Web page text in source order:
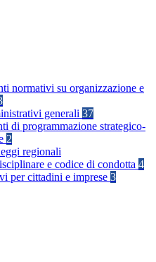
normativi su organizzazione e
generali 37
di programmazione strategico-
2
regionali
e codice di condotta 4
per cittadini e imprese 3